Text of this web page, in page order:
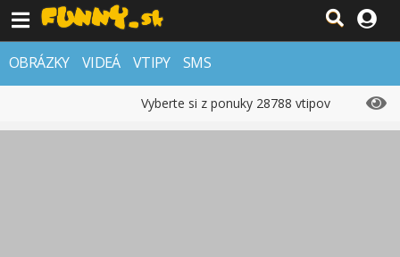
OBRÁZKY VIDEÁ VTIPY SMS
Vyberte si z ponuky 28788 vtipov